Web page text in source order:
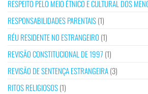
RESPEITO PELO MEIO ÉTNICO E CULTURAL DOS
RESPONSABILIDADES PARENTAIS(1)
RÉU RESIDENTE NO ESTRANGEIRO (1)
REVISÃO CONSTITUCIONAL DE 1997 (1)
REVISÃO DE SENTENÇA ESTRANGEIRA(3)
RITOS RELIGIOSOS(1)